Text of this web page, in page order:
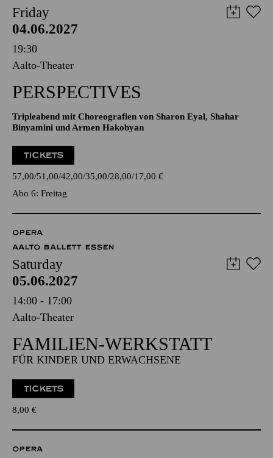
Friday
04.06.2027
19:30
Aalto-Theater
PERSPECTIVES
Tripleabend mit Choreografien von Sharon Eyal, Shahar
Binyamini und Armen Hakobyan
TICKETS
57,00 51,00 42,00 35,00 28,00 17,00 €
Abo 6: Freitag
OPERA
AALTO BALLETT ESSEN
Saturday
05.06.2027
14:00 - 17:00
Aalto-Theater
FAMILIEN-WERKSTATT
FÜR KINDER UND ERWACHSENE
TICKETS
8,00 €
OPERA